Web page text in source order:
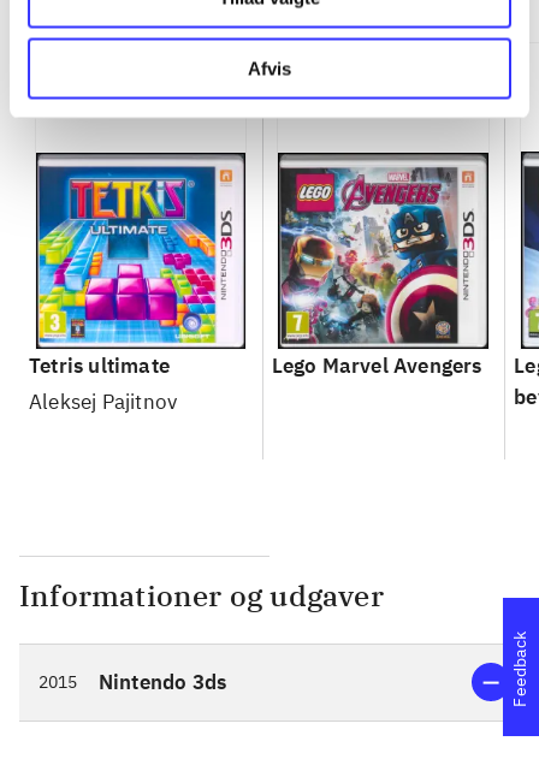
Afvis
Tetris ultimate
Aleksej Pajitnov
Lego Marvel Avengers
Informationer og udgaver
2015 Nintendo 3ds Feedback